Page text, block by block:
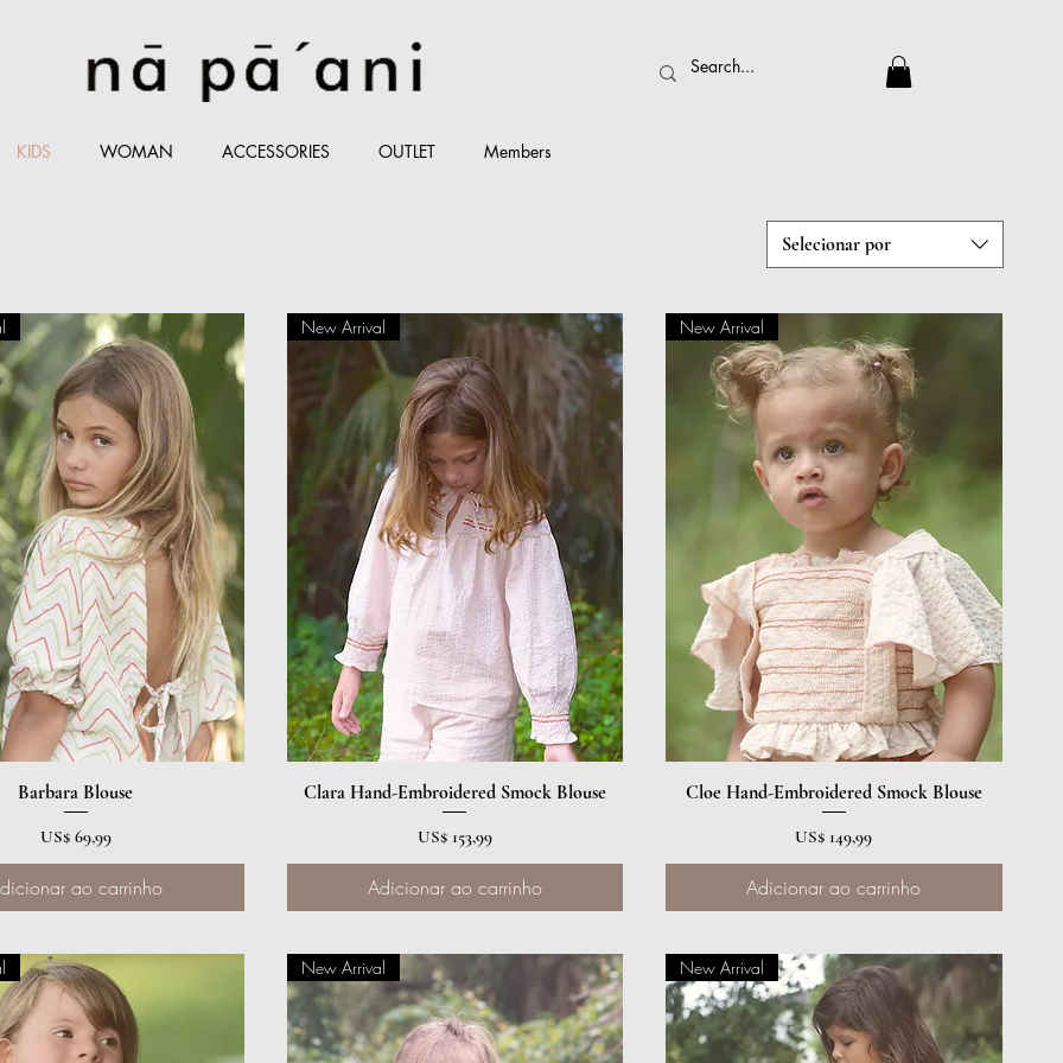
KIDS WOMAN ACCESSORIES OUTLET Members
Selecionar por
Visualização rápida
Barbara Blouse
Preço
US$ 69,99
ao carrinho
Visualização rápida
New Arrival
Clara Hand-Embroidered Smock Blouse
Preço
US$ 153,99
Adicionar ao carrinho
Visualização rápida
New Arrival
Cloe Hand-Embroidered Smock Blouse
Preço
US$ 149,99
Adicionar ao carrinho
New Arrival New Arrival